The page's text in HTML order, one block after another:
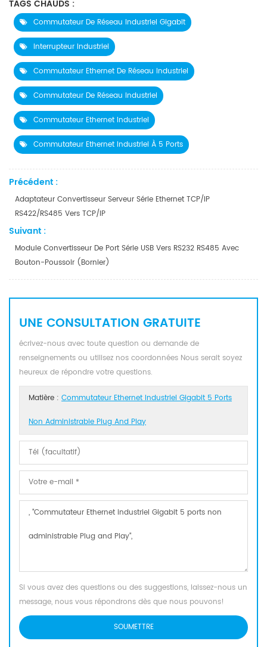
TAGS CHAUDS :
Commutateur De Réseau Industriel Gigabit
Interrupteur Industriel
Commutateur Ethernet De Réseau Industriel
Commutateur De Réseau Industriel
Commutateur Ethernet Industriel
Commutateur Ethernet Industriel À 5 Ports
Précédent :
Adaptateur Convertisseur Serveur Série Ethernet TCP/IP
RS422/RS485 Vers TCP/IP
Suivant :
Module Convertisseur De Port Série USB Vers RS232 RS485 Avec
Bouton-Poussoir (bornier)
UNE CONSULTATION GRATUITE
écrivez-nous avec toute question ou demande de
renseignements ou utilisez nos coordonnées Nous serait soyez
heureux de répondre votre questions.
Matière : Commutateur Ethernet Industriel Gigabit 5 Ports
Non Administrable Plug And Play
Si vous avez des questions ou des suggestions, laissez-nous un
message, nous vous répondrons dès que nous pouvons!